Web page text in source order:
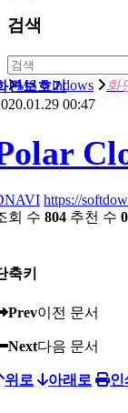
검색
MS windows 화
면보호기
00:47
https://
회 수 804 추천 수 0
축키
Prev이전 문서
Next다음 문서
위로 아래로 인